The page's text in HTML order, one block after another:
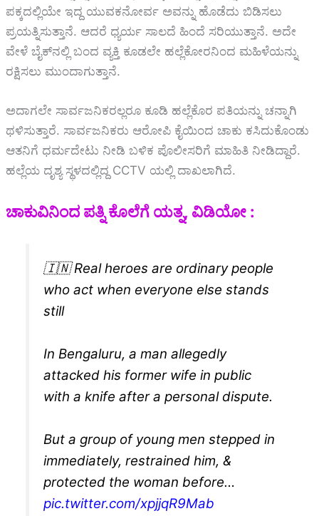
ಪಕ್ಕದಲ್ಲಿಯೇ ಇದ್ದ ಯುವಕನೋರ್ವ ಅವನ್ನು ಹೊಡೆದು ಬಿಡಿಸಲು
ಪ್ರಯತ್ನಿಸುತ್ತಾನೆ. ಆದರೆ ಧ್ಯರ್ಯ ಸಾಲದೆ ಹಿಂದೆ ಸರಿಯುತ್ತಾನೆ. ಅದೇ
ವೇಳೆ ಬೈಕ್‌ನಲ್ಲಿ ಬಂದ ವ್ಯಕ್ತಿ ಕೂಡಲೇ ಹಲ್ಲೆಕೋರನಿಂದ ಮಹಿಳೆಯನ್ನು
ರಕ್ಷಿಸಲು ಮುಂದಾಗುತ್ತಾನೆ.
ಅದಾಗಲೇ ಸಾರ್ವಜನಿಕರಲ್ಲರೂ ಕೂಡಿ ಹಲ್ಲೆಕೊರ ಪತಿಯನ್ನು ಚನ್ನಾಗಿ
ಥಳಿಸುತ್ತಾರೆ. ಸಾರ್ವಜನಿಕರು ಆರೋಪಿ ಕೈಯಿಂದ ಚಾಕು ಕಸಿದುಕೊಂಡು
ಆತನಿಗೆ ಧರ್ಮದೇಟು ನೀಡಿ ಬಳಿಕ ಪೊಲೀಸರಿಗೆ ಮಾಹಿತಿ ನೀಡಿದ್ದಾರೆ.
ಹಲ್ಲೆಯ ದೃಶ್ಯ ಸ್ಥಳದಲ್ಲಿದ್ದ CCTV ಯಲ್ಲಿ ದಾಖಲಾಗಿದೆ.
ಚಾಕುವಿನಿಂದ ಪತ್ನಿ ಕೊಲೆಗೆ ಯತ್ನ, ವಿಡಿಯೋ :
🇮🇳 Real heroes are ordinary people
who act when everyone else stands
still
In Bengaluru, a man allegedly
attacked his former wife in public
with a knife after a personal dispute.
But a group of young men stepped in
immediately, restrained him, &
protected the woman before…
pic.twitter.com/xpjjqR9Mab